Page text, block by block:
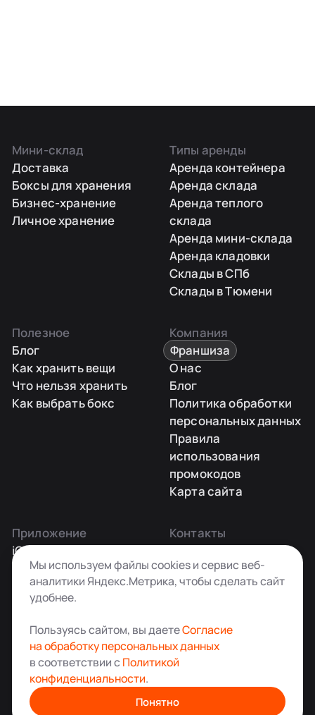
Мини-склад
Доставка
Боксы для хранения
Бизнес-хранение
Личное хранение
Типы аренды
Аренда контейнера
Аренда склада
Аренда теплого
склада
Аренда мини-склада
Аренда кладовки
Склады в СПб
Склады в Тюмени
Полезное
Блог
Как хранить вещи
Что нельзя хранить
Как выбрать бокс
Компания
Франшиза
О нас
Блог
Политика обработки
персональных данных
Правила
использования
промокодов
Карта сайта
Приложение
iOS
Android
Контакты
Заказать звонок
+7 495 181-55-45
info@kladovkin.ru
Аренда склада для хранения вещей в Москве
© ООО «Кладовкин» 2026. Все права защищены
Мы используем файлы cookies и сервис веб-
аналитики Яндекс.Метрика, чтобы сделать сайт
удобнее.
Пользуясь сайтом, вы даетеСогласие
на обработку персональных данных
в соответствии с Политикой
конфиденциальности.
Понятно